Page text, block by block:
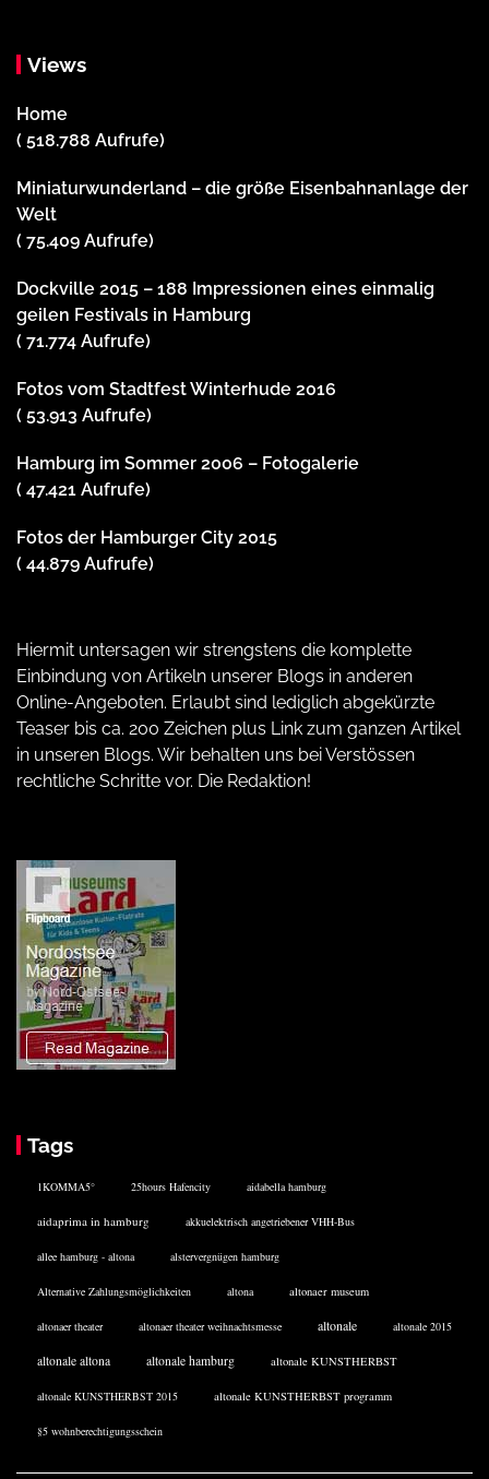
Views
Home
( 518.788 Aufrufe)
Miniaturwunderland – die größe Eisenbahnanlage der
Welt
( 75.409 Aufrufe)
Dockville 2015 – 188 Impressionen eines einmalig
geilen Festivals in Hamburg
( 71.774 Aufrufe)
Fotos vom Stadtfest Winterhude 2016
( 53.913 Aufrufe)
Hamburg im Sommer 2006 – Fotogalerie
( 47.421 Aufrufe)
Fotos der Hamburger City 2015
( 44.879 Aufrufe)
Hiermit untersagen wir strengstens die komplette
Einbindung von Artikeln unserer Blogs in anderen
Online-Angeboten. Erlaubt sind lediglich abgekürzte
Teaser bis ca. 200 Zeichen plus Link zum ganzen Artikel
in unseren Blogs. Wir behalten uns bei Verstössen
rechtliche Schritte vor. Die Redaktion!
Tags
1KOMMA5° 25hours Hafencity aidabella hamburg
aidaprima in hamburg akkuelektrisch angetriebener VHH-Bus
allee hamburg - altona alstervergnügen hamburg
Alternative Zahlungsmöglichkeiten altona altonaer museum
altonaer theater altonaer theater weihnachtsmesse altonale altonale 2015
altonale altona altonale hamburg altonale KUNSTHERBST
altonale KUNSTHERBST 2015 altonale KUNSTHERBST programm
§5 wohnberechtigungsschein